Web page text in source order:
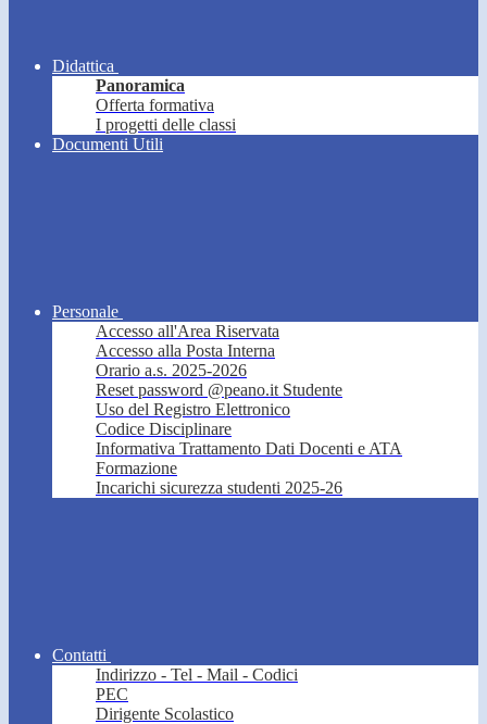
Didattica
Panoramica
Offerta formativa
I progetti delle classi
Documenti Utili
Personale
Accesso all'Area Riservata
Accesso alla Posta Interna
Orario a.s. 2025-2026
Reset password @peano.it Studente
Uso del Registro Elettronico
Codice Disciplinare
Informativa Trattamento Dati Docenti e ATA
Formazione
Incarichi sicurezza studenti 2025-26
Contatti
Indirizzo - Tel - Mail - Codici
PEC
Dirigente Scolastico